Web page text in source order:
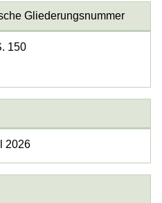
Gliederungsnummer
150
2026